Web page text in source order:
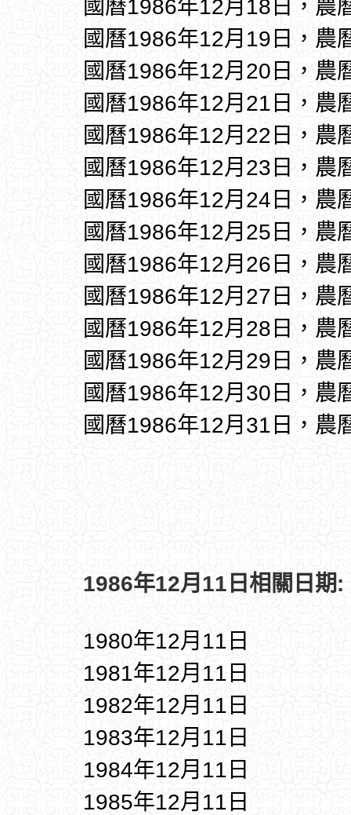
國曆1986年12月18日，農
國曆1986年12月19日，農
國曆1986年12月20日，農
國曆1986年12月21日，農
國曆1986年12月22日，農
國曆1986年12月23日，農
國曆1986年12月24日，農
國曆1986年12月25日，農
國曆1986年12月26日，農
國曆1986年12月27日，農
國曆1986年12月28日，農
國曆1986年12月29日，農
國曆1986年12月30日，農
國曆1986年12月31日，農
1986年12月11日相關日期:
1980年12月11日
1981年12月11日
1982年12月11日
1983年12月11日
1984年12月11日
1985年12月11日